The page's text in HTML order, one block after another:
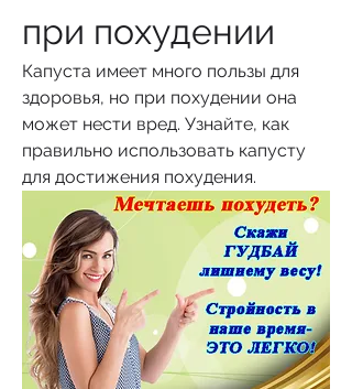
при похудении
Капуста имеет много пользы для
здоровья, но при похудении она
может нести вред. Узнайте, как
правильно использовать капусту
для достижения похудения.